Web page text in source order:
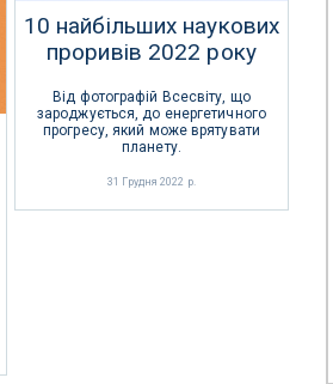
10 найбільших наукових
проривів 2022 року
Від фотографій Всесвіту, що
зароджується, до енергетичного
прогресу, який може врятувати
планету.
31 Грудня 2022 р.